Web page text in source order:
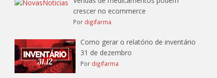
crescer no ecommerce
Por digifarma
Como gerar o relatório de inventário
31 de dezembro
Por digifarma